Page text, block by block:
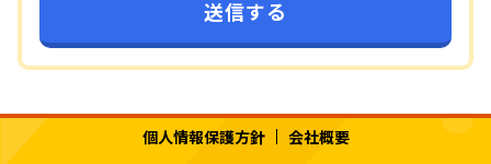
個人情報保護方針 会社概要